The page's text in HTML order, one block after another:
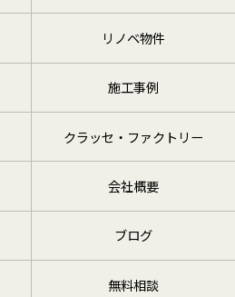
リノベ物件
施工事例
クラッセ・ファクトリー
会社概要
ブログ
無料相談